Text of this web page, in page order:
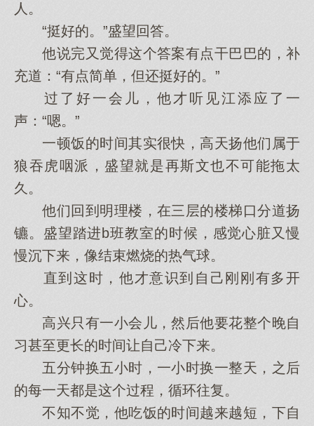
人。
“挺好的。”盛望回答。
他说完又觉得这个答案有点干巴巴的，补
充道：“有点简单，但还挺好的。”
过了好一会儿，他才听见江添应了一
声：“嗯。”
一顿饭的时间其实很快，高天扬他们属于
狼吞虎咽派，盛望就是再斯文也不可能拖太
久。
他们回到明理楼，在三层的楼梯口分道扬
镳。盛望踏进b班教室的时候，感觉心脏又慢
慢沉下来，像结束燃烧的热气球。
直到这时，他才意识到自己刚刚有多开
心。
高兴只有一小会儿，然后他要花整个晚自
习甚至更长的时间让自己冷下来。
五分钟换五小时，一小时换一整天，之后
的每一天都是这个过程，循环往复。
不知不觉，他吃饭的时间越来越短，下自